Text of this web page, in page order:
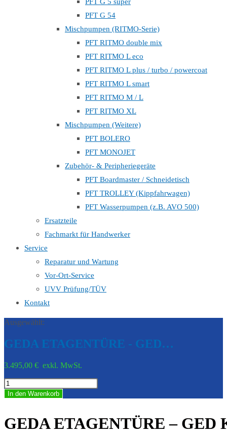
PFT G 54
Mischpumpen (RITMO-Serie)
PFT RITMO double mix
PFT RITMO L eco
PFT RITMO L plus / turbo / powercoat
PFT RITMO L smart
PFT RITMO M / L
PFT RITMO XL
Mischpumpen (Weitere)
PFT BOLERO
PFT MONOJET
Zubehör- & Peripheriegeräte
PFT Boardmaster / Schneidetisch
PFT TROLLEY (Kippfahrwagen)
PFT Wasserpumpen (z.B. AVO 500)
Ersatzteile
Fachmarkt für Handwerker
Service
Reparatur und Wartung
Vor-Ort-Service
UVV Prüfung/TÜV
Kontakt
Ausgewählt:
GEDA ETAGENTÜRE - GED…
3.495,00 € exkl. MwSt.
GEDA
ETAGENTÜRE
-
K00043-
0001
In den Warenkorb
GEDA ETAGENTÜRE – GED